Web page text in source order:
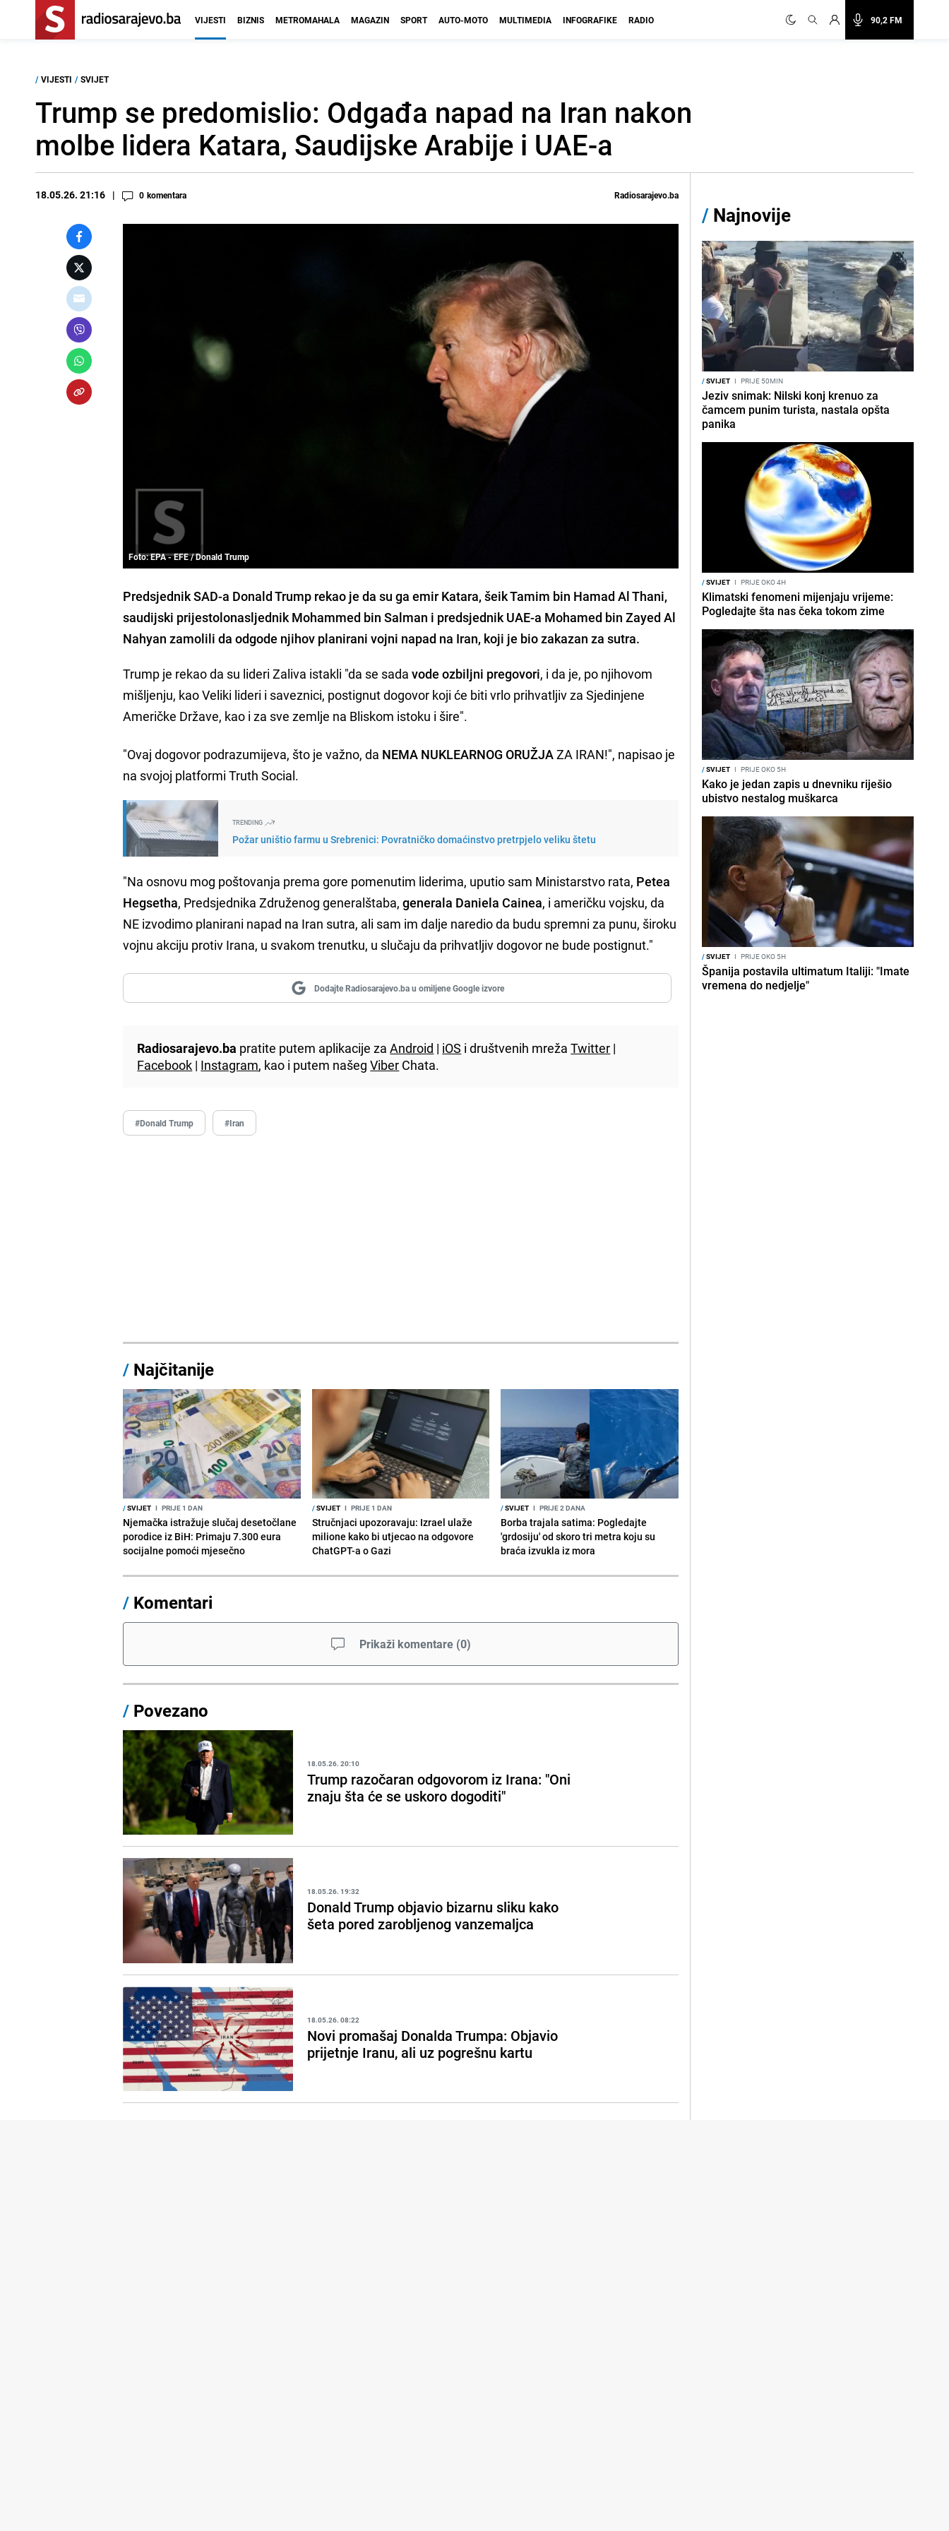
90,2 FM
VIJESTI BIZNIS METROMAHALA MAGAZIN SPORT AUTO-MOTO MULTIMEDIA INFOGRAFIKE RADIO
/ VIJESTI / SVIJET
Trump se predomislio: Odgađa napad na Iran nakon
molbe lidera Katara, Saudijske Arabije i UAE-a
18.05.26. 21:16 0 komentara Radiosarajevo.ba
Foto: EPA - EFE / Donald Trump
Predsjednik SAD-a Donald Trump rekao je da su ga emir Katara, šeik Tamim bin Hamad Al Thani,
saudijski prijestolonasljednik Mohammed bin Salman i predsjednik UAE-a Mohamed bin Zayed Al
Nahyan zamolili da odgode njihov planirani vojni napad na Iran, koji je bio zakazan za sutra.
Trump je rekao da su lideri Zaliva istakli "da se sadavode ozbiljni pregovori, i da je, po njihovom
mišljenju, kao Veliki lideri i saveznici, postignut dogovor koji će biti vrlo prihvatljiv za Sjedinjene
Američke Države, kao i za sve zemlje na Bliskom istoku i šire".
"Ovaj dogovor podrazumijeva, što je važno, da NEMA NUKLEARNOG ORUŽJAZA IRAN!", napisao je
na svojoj platformi Truth Social.
TRENDING
Požar uništio farmu u Srebrenici: Povratničko domaćinstvo pretrpjelo veliku štetu
"Na osnovu mog poštovanja prema gore pomenutim liderima, uputio sam Ministarstvo rata, Petea
Hegsetha, Predsjednika Združenog generalštaba,generala Daniela Cainea, i američku vojsku, da
NE izvodimo planirani napad na Iran sutra, ali sam im dalje naredio da budu spremni za punu, široku
vojnu akciju protiv Irana, u svakom trenutku, u slučaju da prihvatljiv dogovor ne bude postignut."
Dodajte Radiosarajevo.ba u omiljene Google izvore
Radiosarajevo.ba pratite putem aplikacije zaAndroid | iOS i društvenih mrežaTwitter |
Facebook | Instagram, kao i putem našegViber Chata.
#Donald Trump #Iran
/ Najčitanije
/SVIJET I PRIJE 1 DAN
Njemačka istražuje slučaj desetočlane
porodice iz BiH: Primaju 7.300 eura
socijalne pomoći mjesečno
/SVIJET I PRIJE 1 DAN
Stručnjaci upozoravaju: Izrael ulaže
milione kako bi utjecao na odgovore
ChatGPT-a o Gazi
/SVIJET I PRIJE 2 DANA
Borba trajala satima: Pogledajte
'grdosiju' od skoro tri metra koju su
braća izvukla iz mora
/ Komentari
Prikaži komentare (0)
/ Povezano
18.05.26. 20:10
Trump razočaran odgovorom iz Irana: "Oni
znaju šta će se uskoro dogoditi"
18.05.26. 19:32
Donald Trump objavio bizarnu sliku kako
šeta pored zarobljenog vanzemaljca
18.05.26. 08:22
Novi promašaj Donalda Trumpa: Objavio
prijetnje Iranu, ali uz pogrešnu kartu
/ Najnovije
/SVIJET I PRIJE 50MIN
Jeziv snimak: Nilski konj krenuo za
čamcem punim turista, nastala opšta
panika
/SVIJET I PRIJE OKO 4H
Klimatski fenomeni mijenjaju vrijeme:
Pogledajte šta nas čeka tokom zime
/SVIJET I PRIJE OKO 5H
Kako je jedan zapis u dnevniku riješio
ubistvo nestalog muškarca
/SVIJET I PRIJE OKO 5H
Španija postavila ultimatum Italiji: "Imate
vremena do nedjelje"